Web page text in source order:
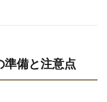
準備と注意点